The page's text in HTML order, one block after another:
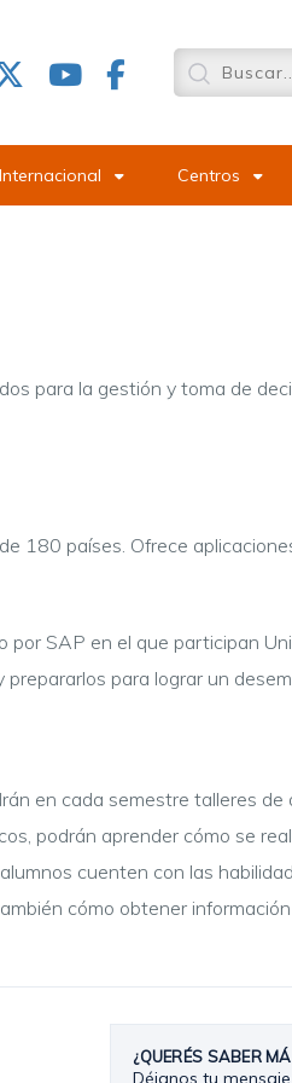
Internacional Centros
para la gestión y toma de
180 países. Ofrece
por SAP en el que participan
para lograr un
en cada semestre talleres de
podrán aprender cómo se
cuenten con las
cómo obtener
¿QUERÉS SABER
Déjanos tu